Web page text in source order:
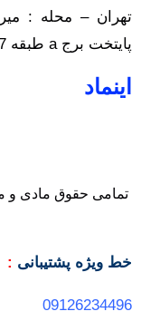
تهران – محله :
پایتخت برج a طبقه 7 واحد 703
اینماد
تمامی حقوق مادی و
خط ویژه پشتیبانی :
09126234496